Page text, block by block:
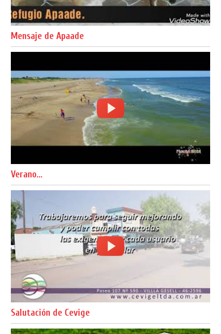
Mensaje de Apaade
Verano...
Salutación de Cevige